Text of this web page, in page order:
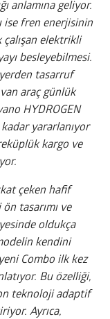
anlamına geliyor.
ise fren enerjisinin
çalışan elektrikli
besleyebilmesi.
tasarruf
araç günlük
HYDROGEN
yararlanıyor
kargo ve
çeken hafif
tasarımı ve
oldukça
kendini
Combo ilk kez
Bu özelliği,
teknoloji adaptif
Ayrıca,